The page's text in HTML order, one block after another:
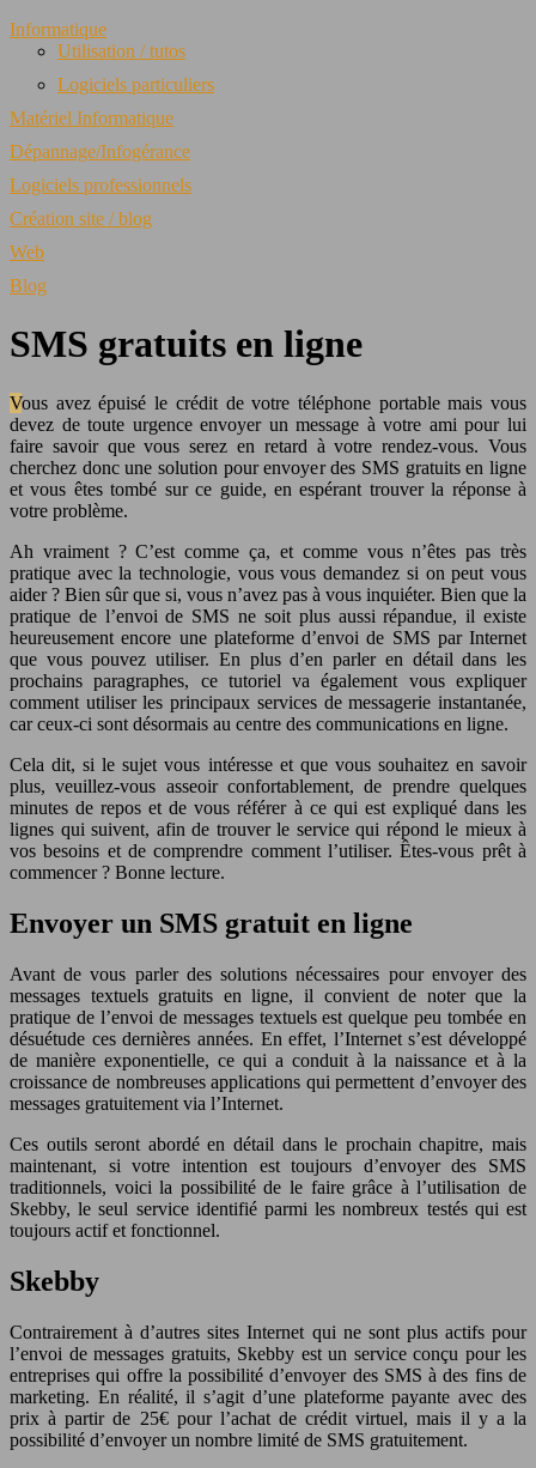
Informatique
Utilisation / tutos
Logiciels particuliers
Matériel Informatique
Dépannage/Infogérance
Logiciels professionnels
Création site / blog
Web
Blog
SMS gratuits en ligne
Vous avez épuisé le crédit de votre téléphone portable mais vous
devez de toute urgence envoyer un message à votre ami pour lui
faire savoir que vous serez en retard à votre rendez-vous. Vous
cherchez donc une solution pour envoyer des SMS gratuits en ligne
et vous êtes tombé sur ce guide, en espérant trouver la réponse à
votre problème.
Ah vraiment ? C’est comme ça, et comme vous n’êtes pas très
pratique avec la technologie, vous vous demandez si on peut vous
aider ? Bien sûr que si, vous n’avez pas à vous inquiéter. Bien que la
pratique de l’envoi de SMS ne soit plus aussi répandue, il existe
heureusement encore une plateforme d’envoi de SMS par Internet
que vous pouvez utiliser. En plus d’en parler en détail dans les
prochains paragraphes, ce tutoriel va également vous expliquer
comment utiliser les principaux services de messagerie instantanée,
car ceux-ci sont désormais au centre des communications en ligne.
Cela dit, si le sujet vous intéresse et que vous souhaitez en savoir
plus, veuillez-vous asseoir confortablement, de prendre quelques
minutes de repos et de vous référer à ce qui est expliqué dans les
lignes qui suivent, afin de trouver le service qui répond le mieux à
vos besoins et de comprendre comment l’utiliser. Êtes-vous prêt à
commencer ? Bonne lecture.
Envoyer un SMS gratuit en ligne
Avant de vous parler des solutions nécessaires pour envoyer des
messages textuels gratuits en ligne, il convient de noter que la
pratique de l’envoi de messages textuels est quelque peu tombée en
désuétude ces dernières années. En effet, l’Internet s’est développé
de manière exponentielle, ce qui a conduit à la naissance et à la
croissance de nombreuses applications qui permettent d’envoyer des
messages gratuitement via l’Internet.
Ces outils seront abordé en détail dans le prochain chapitre, mais
maintenant, si votre intention est toujours d’envoyer des SMS
traditionnels, voici la possibilité de le faire grâce à l’utilisation de
Skebby, le seul service identifié parmi les nombreux testés qui est
toujours actif et fonctionnel.
Skebby
Contrairement à d’autres sites Internet qui ne sont plus actifs pour
l’envoi de messages gratuits, Skebby est un service conçu pour les
entreprises qui offre la possibilité d’envoyer des SMS à des fins de
marketing. En réalité, il s’agit d’une plateforme payante avec des
prix à partir de 25€ pour l’achat de crédit virtuel, mais il y a la
possibilité d’envoyer un nombre limité de SMS gratuitement.